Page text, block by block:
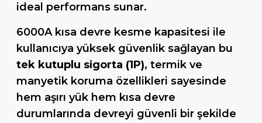
ideal performans sunar.
6000A kısa devre kesme kapasitesi ile
kullanıcıya yüksek güvenlik sağlayan bu
tek kutuplu sigorta (1P), termik ve
manyetik koruma özellikleri sayesinde
hem aşırı yük hem kısa devre
durumlarında devreyi güvenli bir şekilde